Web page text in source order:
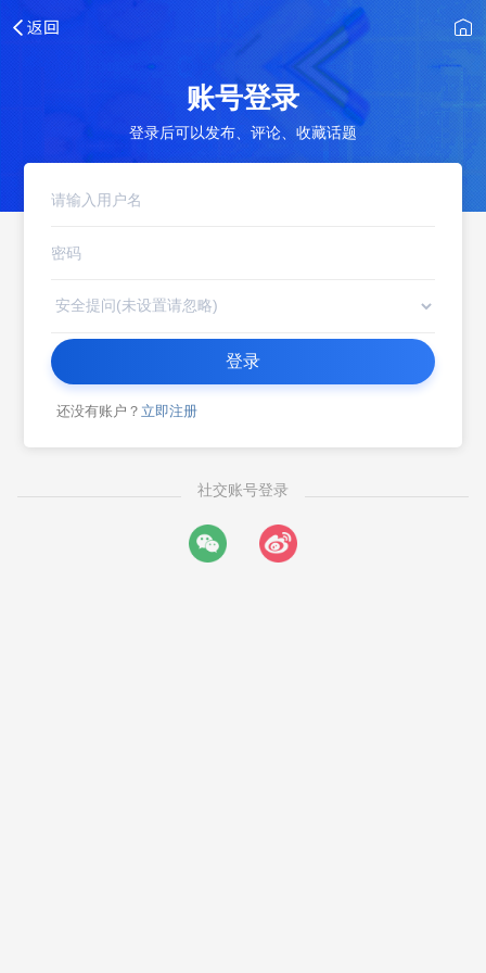
账号登录
登录后可以发布、评论、收藏话题
登录
还没有账户？ 立即注册
社交账号登录